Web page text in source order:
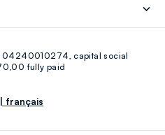
Linkedin
04240010274, capital social
fully paid
français